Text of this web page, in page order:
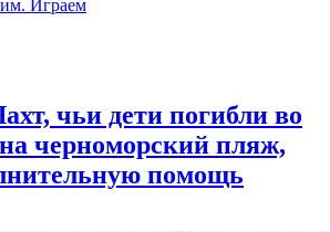
Играем
чьи дети погибли во
черноморский пляж,
помощь